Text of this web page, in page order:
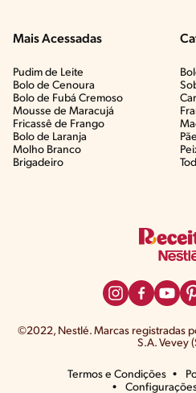
Mais Acessadas
Pudim de Leite
Bolo de Cenoura
Bolo de Fubá Cremoso
Mousse de Maracujá
Fricassê de Frango
Bolo de Laranja
Molho Branco
Brigadeiro
©2022, Nestlé. Marcas registradas
S.A. Vevey
Termos e Condições